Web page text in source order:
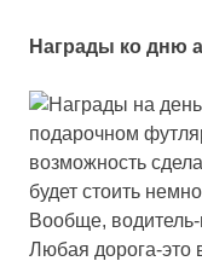
Награды ко дню
подарочном
возможность
будет стоить
Вообще,
Любая дорога-это